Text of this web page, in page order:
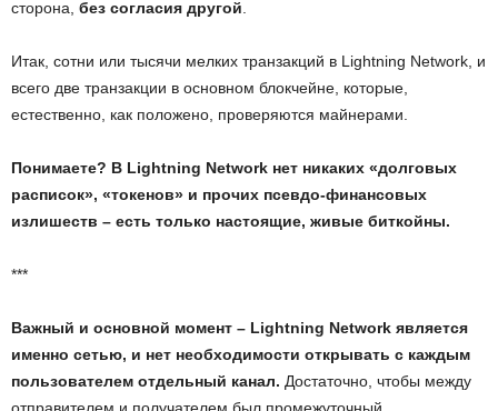
сторона, без согласия другой
Итак, сотни или тысячи мелких транзакций в Lightning Network, и
всего две транзакции в основном блокчейне, которые,
естественно, как положено, проверяются майнерами.
Понимаете? В Lightning Network нет никаких «долговых
расписок», «токенов» и прочих псевдо-финансовых
излишеств – есть только настоящие, живые биткойны.
***
Важный и основной момент – Lightning Network является
именно сетью, и нет необходимости открывать с каждым
пользователем отдельный канал. Достаточно, чтобы между